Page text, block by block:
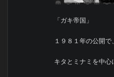
「ガキ帝国」
１９８１年の公開
キタとミナミを中心